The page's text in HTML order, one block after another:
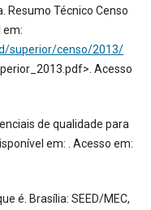
Resumo Técnico Censo
em:
superior/censo/2013/
Acesso
de qualidade para
em: . Acesso em:
é. Brasília: SEED/MEC,